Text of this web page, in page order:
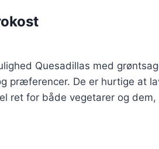
Quesadillas med
præferencer. De er hurtige at
ret for både vegetarer og